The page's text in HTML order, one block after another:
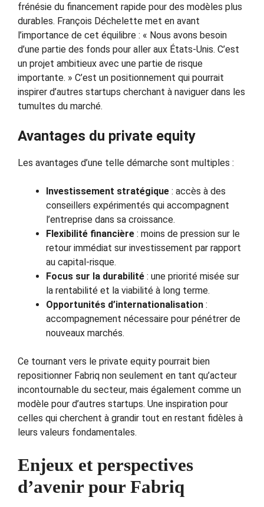
frénésie du financement rapide pour des modèles plus
durables. François Déchelette met en avant
l’importance de cet équilibre : « Nous avons besoin
d’une partie des fonds pour aller aux États-Unis. C’est
un projet ambitieux avec une partie de risque
importante. » C’est un positionnement qui pourrait
inspirer d’autres startups cherchant à naviguer dans les
tumultes du marché.
Avantages du private equity
Les avantages d’une telle démarche sont multiples :
Investissement stratégique : accès à des
conseillers expérimentés qui accompagnent
l’entreprise dans sa croissance.
Flexibilité financière : moins de pression sur le
retour immédiat sur investissement par rapport
au capital-risque.
Focus sur la durabilité : une priorité misée sur
la rentabilité et la viabilité à long terme.
Opportunités d’internationalisation :
accompagnement nécessaire pour pénétrer de
nouveaux marchés.
Ce tournant vers le private equity pourrait bien
repositionner Fabriq non seulement en tant qu’acteur
incontournable du secteur, mais également comme un
modèle pour d’autres startups. Une inspiration pour
celles qui cherchent à grandir tout en restant fidèles à
leurs valeurs fondamentales.
Enjeux et perspectives
d’avenir pour Fabriq